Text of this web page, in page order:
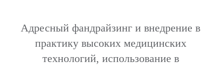
Адресный фандрайзинг и внедрение в
практику высоких медицинских
технологий, использование в